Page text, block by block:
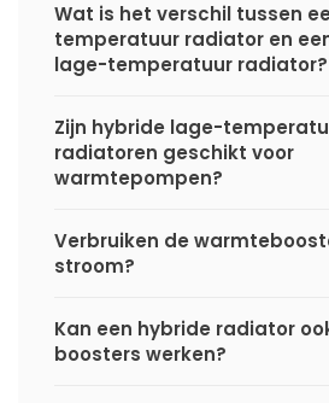
Wat is het verschil tussen
temperatuur radiator en
lage-temperatuur radiator?
Zijn hybride lage-
radiatoren geschikt voor
warmtepompen?
Verbruiken de
stroom?
Kan een hybride radiator
boosters werken?